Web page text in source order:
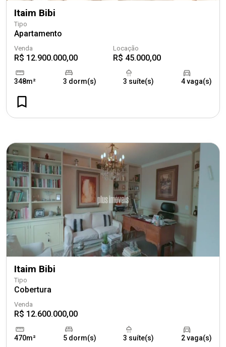
Itaim Bibi
Tipo
Apartamento
Venda
R$ 12.900.000,00
Locação
R$ 45.000,00
348m² 3 dorm(s) 3 suíte(s) 4 vaga(s)
Itaim Bibi
Tipo
Cobertura
Venda
R$ 12.600.000,00
470m² 5 dorm(s) 3 suíte(s) 2 vaga(s)